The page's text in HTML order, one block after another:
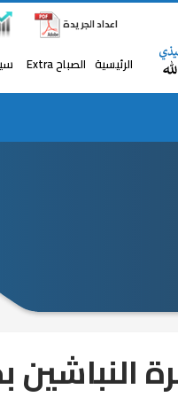
اعداد الجريدة
الرئيسية الصباح Extra